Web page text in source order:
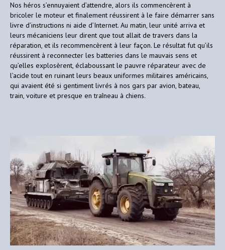
Nos héros s’ennuyaient d’attendre, alors ils commencèrent à
bricoler le moteur et finalement réussirent à le faire démarrer sans
livre d’instructions ni aide d’Internet. Au matin, leur unité arriva et
leurs mécaniciens leur dirent que tout allait de travers dans la
réparation, et ils recommencèrent à leur façon. Le résultat fut qu’ils
réussirent à reconnecter les batteries dans le mauvais sens et
qu’elles explosèrent, éclaboussant le pauvre réparateur avec de
l’acide tout en ruinant leurs beaux uniformes militaires américains,
qui avaient été si gentiment livrés à nos gars par avion, bateau,
train, voiture et presque en traîneau à chiens.